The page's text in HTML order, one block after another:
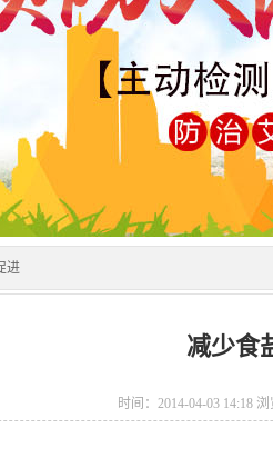
进
减少食
时间：2014-04-03 14:18 浏